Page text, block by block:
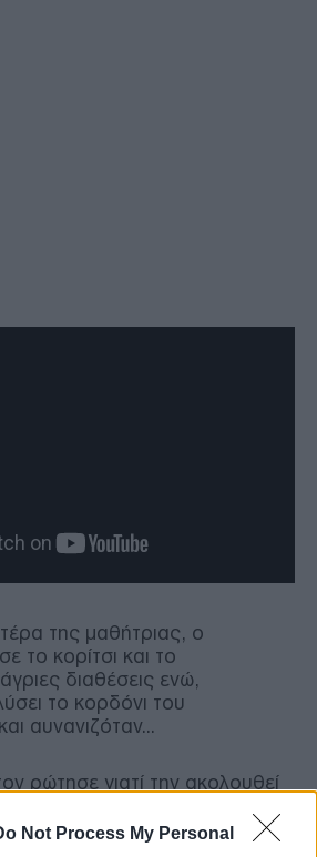
Not Process My Personal
της μαθήτριας, ο
το κορίτσι και το
διαθέσεις ενώ,
το κορδόνι του
αυνανιζόταν...
ρώτησε γιατί την ακολουθεί
κοπέλα σώθηκε χάρη στην
της ο οποίος μαζί με